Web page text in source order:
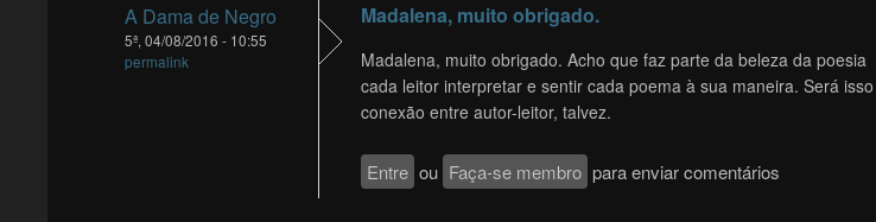
A Dama de Negro
5ª, 04/08/2016 - 10:55
permalink
Madalena, muito obrigado.
Madalena, muito obrigado. Acho que faz parte da beleza da poesia
cada leitor interpretar e sentir cada poema à sua maneira. Será
conexão entre autor-leitor, talvez.
Entre ou Faça-se membro para enviar comentários